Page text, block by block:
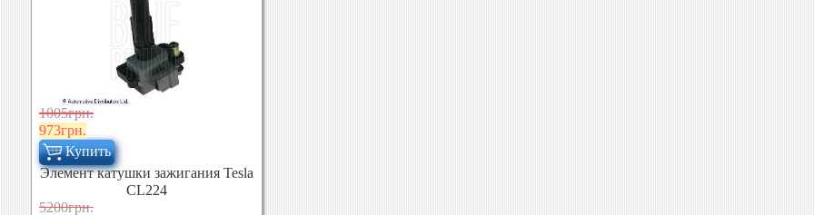
1005грн.
973грн.
Купить
Элемент катушки зажигания Tesla
CL224
5200грн.